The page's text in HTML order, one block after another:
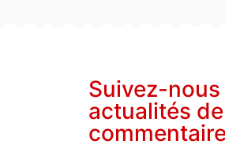
Suivez-
actualités